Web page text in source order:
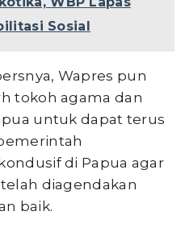
Sosial
Wapres pun
tokoh agama dan
untuk dapat terus
di Papua agar
diagendakan
baik.